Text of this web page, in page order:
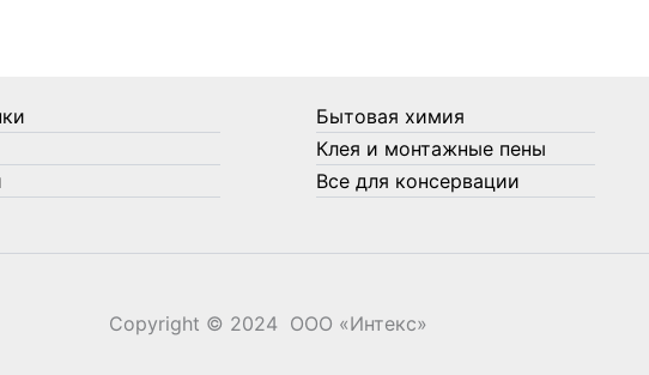
Бытовая химия
Клея и монтажные пены
Все для консервации
Copyright © 2024 ООО «‎Интекс»‎